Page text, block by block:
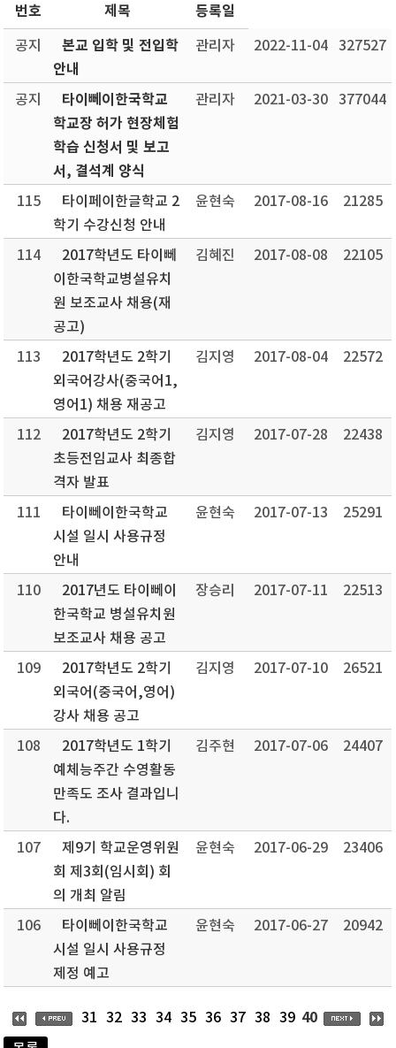
번호 제목 등록일
공지
본교 입학 및 전입학
안내
관리자 2022-11-04 327527
공지
타이뻬이한국학교
학교장 허가 현장체험
학습 신청서 및 보고
서, 결석계 양식
관리자 2021-03-30 377044
115
타이페이한글학교 2
학기 수강신청 안내
윤현숙 2017-08-16 21285
114
2017학년도 타이뻬
이한국학교병설유치
원 보조교사 채용(재
공고)
김혜진 2017-08-08 22105
113
2017학년도 2학기
외국어강사(중국어1,
영어1) 채용 재공고
김지영 2017-08-04 22572
112
2017학년도 2학기
초등전임교사 최종합
격자 발표
김지영 2017-07-28 22438
111
타이뻬이한국학교
시설 일시 사용규정
안내
윤현숙 2017-07-13 25291
110
2017년도 타이뻬이
한국학교 병설유치원
보조교사 채용 공고
장승리 2017-07-11 22513
109
2017학년도 2학기
외국어(중국어,영어)
강사 채용 공고
김지영 2017-07-10 26521
108
2017학년도 1학기
예체능주간 수영활동
만족도 조사 결과입니
다.
김주현 2017-07-06 24407
107
제9기 학교운영위원
회 제3회(임시회) 회
의 개최 알림
윤현숙 2017-06-29 23406
106
타이뻬이한국학교
시설 일시 사용규정
제정 예고
윤현숙 2017-06-27 20942
31 32 33 34 35 36 37 38 39 40